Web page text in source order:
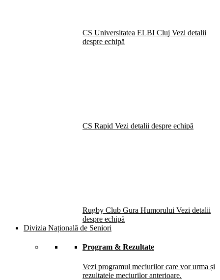
CS Universitatea ELBI Cluj Vezi detalii
despre echipă
CS Rapid Vezi detalii despre echipă
Rugby Club Gura Humorului Vezi detalii
despre echipă
Divizia Națională de Seniori
Program & Rezultate
Vezi programul meciurilor care vor urma și
rezultatele meciurilor anterioare.